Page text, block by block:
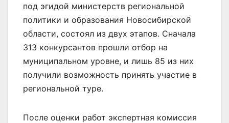
под эгидой министерств региональной
политики и образования Новосибирской
области, состоял из двух этапов. Сначала
313 конкурсантов прошли отбор на
муниципальном уровне, и лишь 85 из них
получили возможность принять участие в
региональной туре.
После оценки работ экспертная комиссия